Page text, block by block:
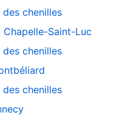
chenilles
Chapelle-Saint-Luc
chenilles
chenilles